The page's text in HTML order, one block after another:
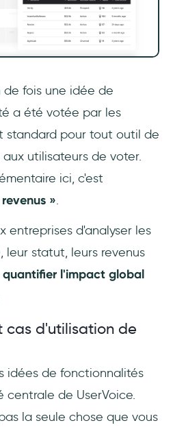
de fois une idée de
a été votée par les
standard pour tout outil de
utilisateurs de voter.
ici, c'est
».
entreprises d'analyser les
leur statut, leurs revenus
quantifier l'impact global
cas d'utilisation de
idées de fonctionnalités
de UserVoice.
la seule chose que vous